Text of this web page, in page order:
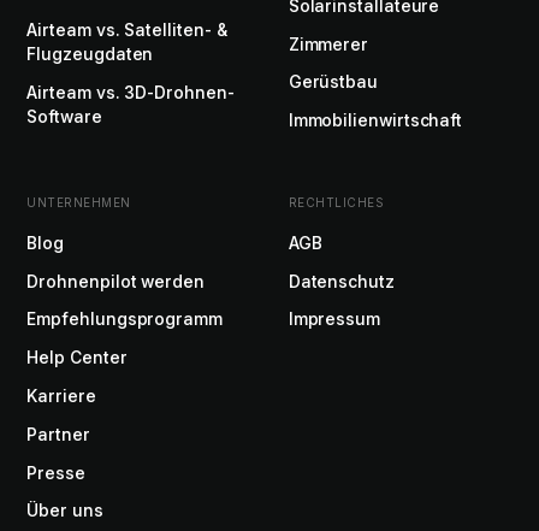
Airteam vs. Satelliten- &
Flugzeugdaten
Airteam vs. 3D-Drohnen-
Software
Solarinstallateure
Zimmerer
Gerüstbau
Immobilienwirtschaft
UNTERNEHMEN
Blog
Drohnenpilot werden
Empfehlungsprogramm
Help Center
Karriere
Partner
Presse
Über uns
RECHTLICHES
AGB
Datenschutz
Impressum